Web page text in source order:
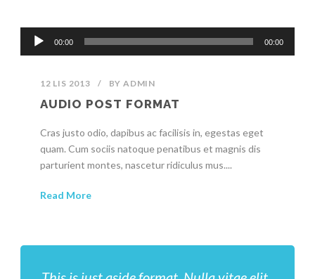
00:00 00:00
12 LIS 2013 / BYADMIN
AUDIO POST FORMAT
Cras justo odio, dapibus ac facilisis in, egestas eget
quam. Cum sociis natoque penatibus et magnis dis
parturient montes, nascetur ridiculus mus....
Read More